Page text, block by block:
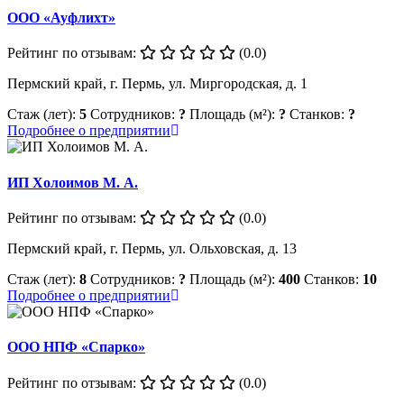
ООО «Ауфлихт»
Рейтинг по отзывам:
(0.0)
Пермский край, г. Пермь, ул. Миргородская, д. 1
Стаж (лет): 5 Сотрудников: ? Площадь (м²): ? Станков: ?
Подробнее о предприятии
ИП Холоимов М. А.
Рейтинг по отзывам:
(0.0)
Пермский край, г. Пермь, ул. Ольховская, д. 13
Стаж (лет): 8 Сотрудников: ? Площадь (м²): 400 Станков: 10
Подробнее о предприятии
ООО НПФ «Спарко»
Рейтинг по отзывам: (0.0)